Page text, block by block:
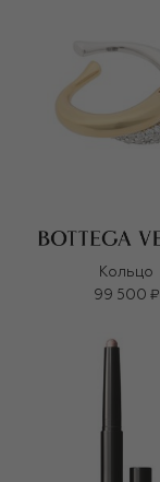
Кольцо
99 500 ₽